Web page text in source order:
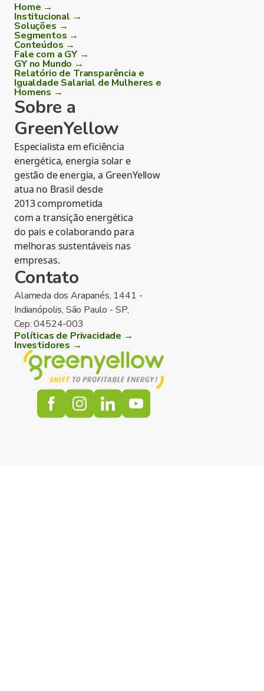
Home →
Institucional →
Soluções →
Segmentos →
Conteúdos →
Fale com a GY →
GY no Mundo →
Relatório de Transparência e
Igualdade Salarial de Mulheres e
Homens →
Sobre a
GreenYellow
Especialista em eficiência
energética, energia solar e
gestão de energia, a GreenYellow
atua no Brasil desde
2013 comprometida
com a transição energética
do pais e colaborando para
melhoras sustentáveis nas
empresas.
Contato
Alameda dos Arapanés, 1441 -
Indianópolis, São Paulo - SP,
Cep: 04524-003
Políticas de Privacidade →
Investidores →